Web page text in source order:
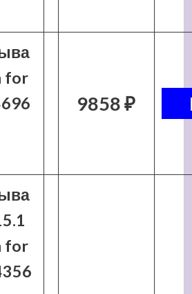
for
9858 ₽
for